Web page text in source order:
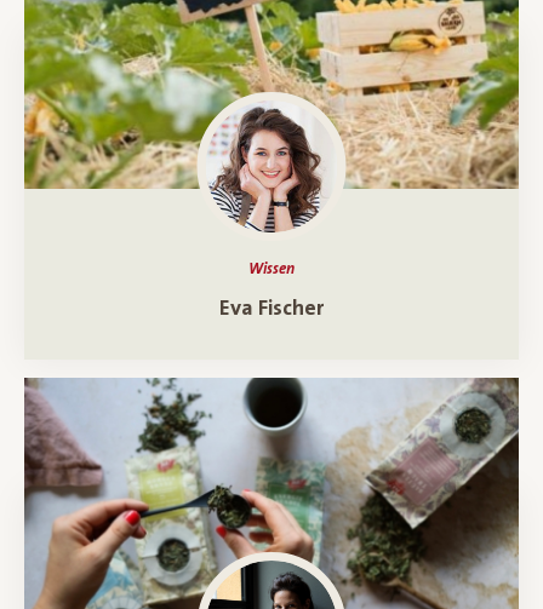
Wissen
Ein Porträt überEva Fischer